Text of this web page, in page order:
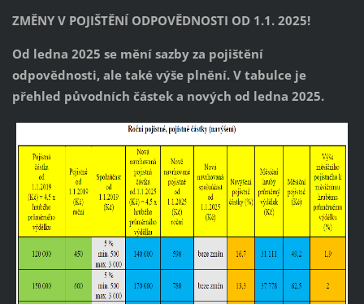
ZMĚNY V POJIŠTĚNÍ ODPOVĚDNOSTI OD 1.1. 2025!
Od ledna 2025 se mění sazby za pojištění
odpovědnosti, ale také výše plnění. V tabulce je
přehled původních částek a nových od ledna 2025.